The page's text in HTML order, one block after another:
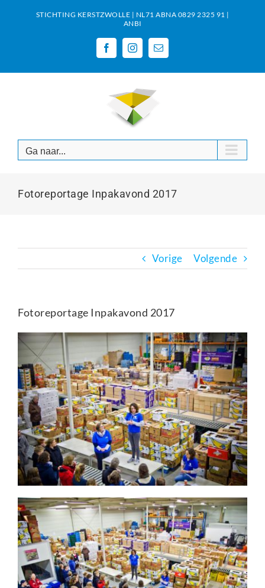
STICHTING KERSTZWOLLE | NL71 ABNA 0829 2325 91 |
ANBI
FacebookInstagram
E-
Ga naar...
Fotoreportage Inpakavond 2017
Vorige Volgende
Fotoreportage Inpakavond 2017